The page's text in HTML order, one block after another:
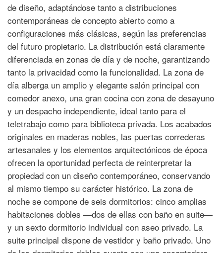
de diseño, adaptándose tanto a distribuciones
contemporáneas de concepto abierto como a
configuraciones más clásicas, según las preferencias
del futuro propietario. La distribución está claramente
diferenciada en zonas de día y de noche, garantizando
tanto la privacidad como la funcionalidad. La zona de
día alberga un amplio y elegante salón principal con
comedor anexo, una gran cocina con zona de desayuno
y un despacho independiente, ideal tanto para el
teletrabajo como para biblioteca privada. Los acabados
originales en maderas nobles, las puertas correderas
artesanales y los elementos arquitectónicos de época
ofrecen la oportunidad perfecta de reinterpretar la
propiedad con un diseño contemporáneo, conservando
al mismo tiempo su carácter histórico. La zona de
noche se compone de seis dormitorios: cinco amplias
habitaciones dobles —dos de ellas con baño en suite—
y un sexto dormitorio individual con aseo privado. La
suite principal dispone de vestidor y baño privado. Uno